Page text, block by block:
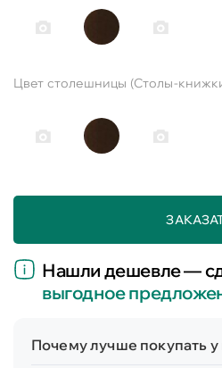
Цвет столешницы (Столы-
Нашли дешевле —
выгодное
Почему лучше покупать у